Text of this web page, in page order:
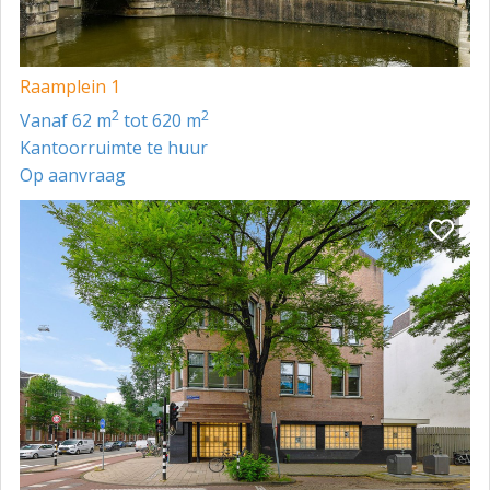
Raamplein 1
vanaf 62 m2 tot 620 m2
Kantoorruimte te huur
Op aanvraag